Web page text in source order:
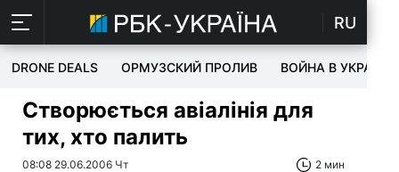
RU
DRONE DEALS ОРМУЗСКИЙ ПРОЛИВ ВОЙНА В УКРАИНЕ
Створюється авіалінія для
тих, хто палить
08:08 29.06.2006 Чт 2 мин